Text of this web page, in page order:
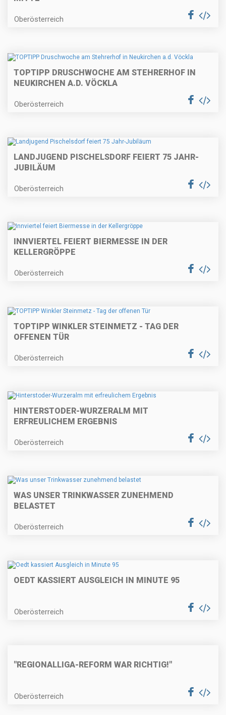
Oberösterreich
TOPTIPP DRUSCHWOCHE AM STEHRERHOF IN
NEUKIRCHEN A.D. VÖCKLA
Oberösterreich
LANDJUGEND PISCHELSDORF FEIERT 75 JAHR-
JUBILÄUM
Oberösterreich
INNVIERTEL FEIERT BIERMESSE IN DER
KELLERGRÖPPE
Oberösterreich
TOPTIPP WINKLER STEINMETZ - TAG DER
OFFENEN TÜR
Oberösterreich
HINTERSTODER-WURZERALM MIT
ERFREULICHEM ERGEBNIS
Oberösterreich
WAS UNSER TRINKWASSER ZUNEHMEND
BELASTET
Oberösterreich
OEDT KASSIERT AUSGLEICH IN MINUTE 95
Oberösterreich
"REGIONALLIGA-REFORM WAR RICHTIG!"
Oberösterreich